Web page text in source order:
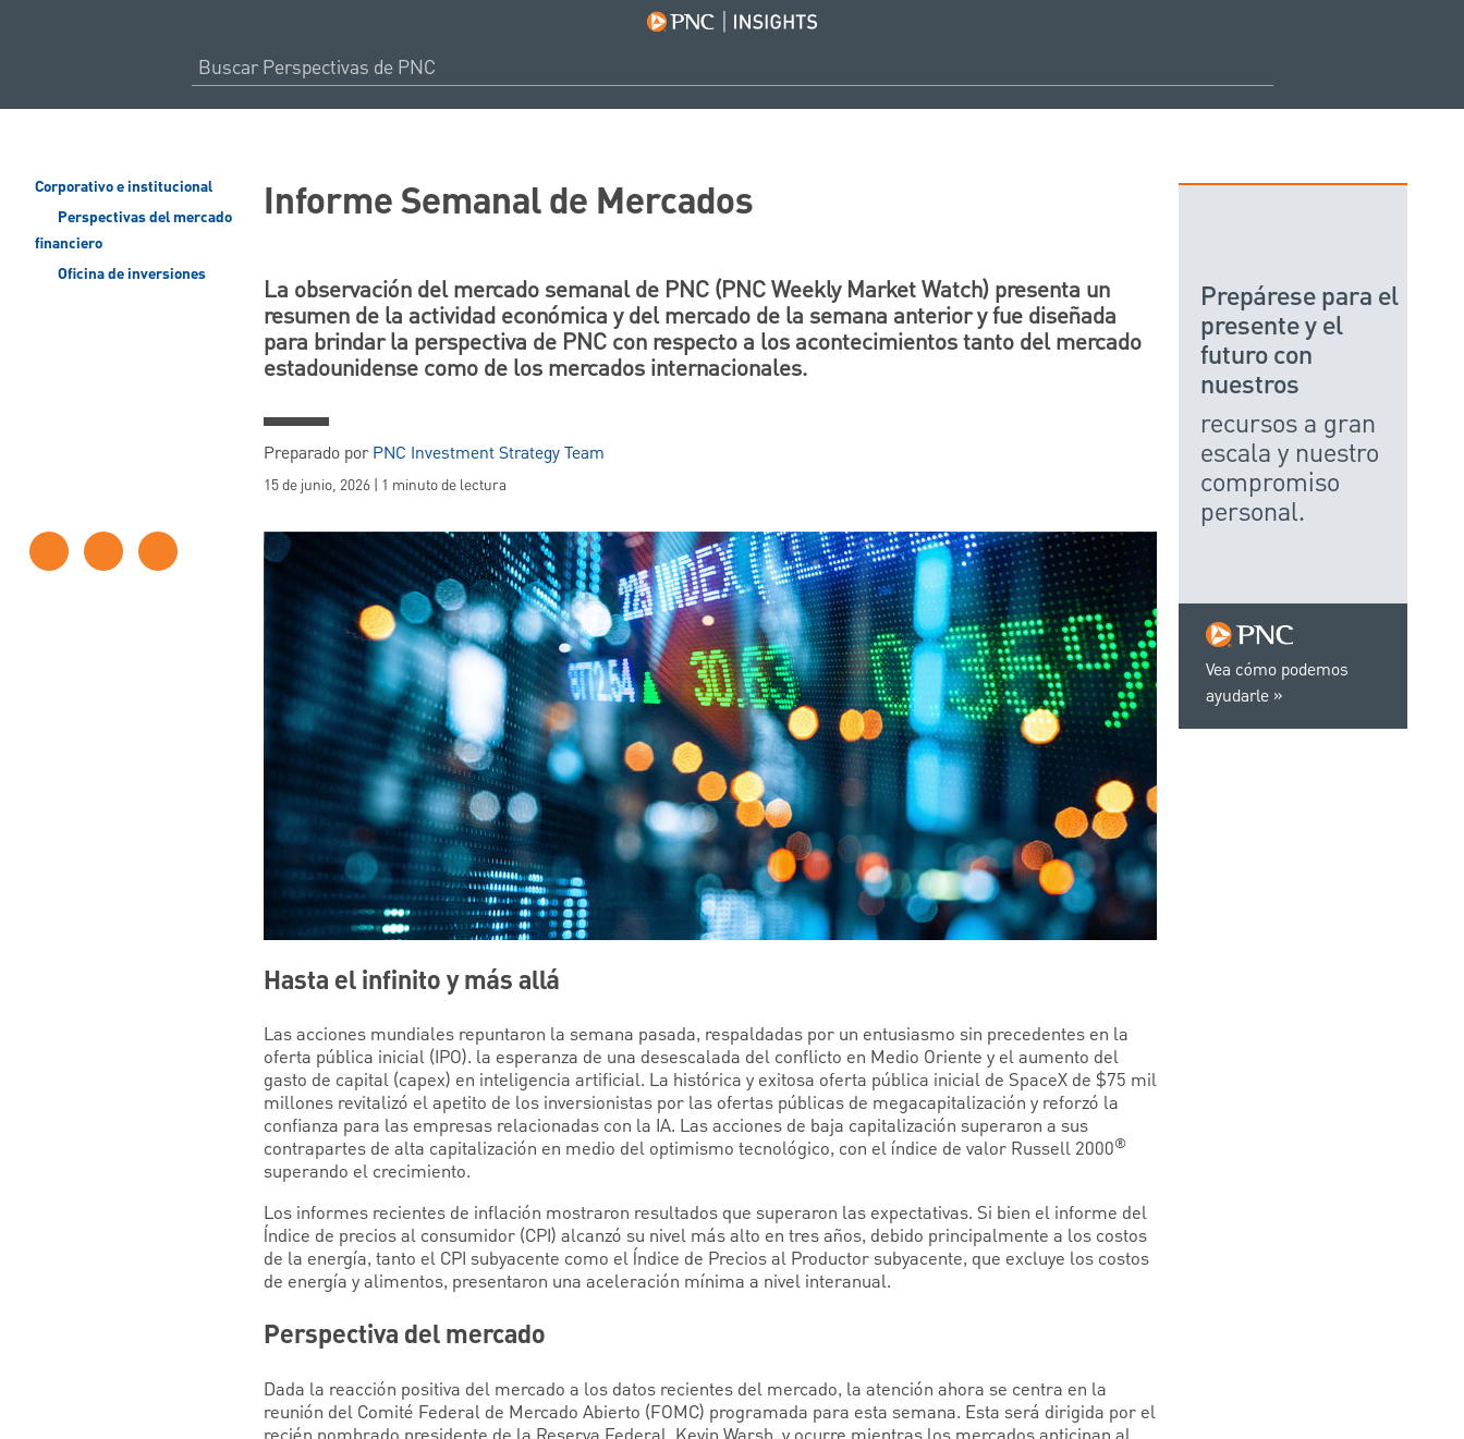
Corporativo e institucional
Perspectivas del mercado
financiero
Oficina de inversiones
Informe Semanal de Mercados
La observación del mercado semanal de PNC (PNC Weekly Market Watch) presenta un
resumen de la actividad económica y del mercado de la semana anterior y fue diseñada
para brindar la perspectiva de PNC con respecto a los acontecimientos tanto del mercado
estadounidense como de los mercados internacionales.
Preparado porPNC Investment Strategy Team
15 de junio, 2026 | 1 minuto de lectura
Hasta el infinito y más allá
Las acciones mundiales repuntaron la semana pasada, respaldadas por un entusiasmo sin precedentes en la
oferta pública inicial (IPO). la esperanza de una desescalada del conflicto en Medio Oriente y el aumento del
gasto de capital (capex) en inteligencia artificial. La histórica y exitosa oferta pública inicial de SpaceX de $75 mil
millones revitalizó el apetito de los inversionistas por las ofertas públicas de megacapitalización y reforzó la
confianza para las empresas relacionadas con la IA. Las acciones de baja capitalización superaron a sus
contrapartes de alta capitalización en medio del optimismo tecnológico, con el índice de valor Russell 2000®
superando el crecimiento.
Los informes recientes de inflación mostraron resultados que superaron las expectativas. Si bien el informe del
Índice de precios al consumidor (CPI) alcanzó su nivel más alto en tres años, debido principalmente a los costos
de la energía, tanto el CPI subyacente como el Índice de Precios al Productor subyacente, que excluye los costos
de energía y alimentos, presentaron una aceleración mínima a nivel interanual.
Perspectiva del mercado
Dada la reacción positiva del mercado a los datos recientes del mercado, la atención ahora se centra en la
reunión del Comité Federal de Mercado Abierto (FOMC) programada para esta semana. Esta será dirigida por el
Vea cómo podemos
ayudarle
Prepárese para el
presente y el
futuro con
nuestros
recursos a gran
escala y nuestro
compromiso
personal.